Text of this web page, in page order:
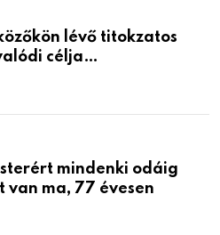
lévő titokzatos
célja…
mindenki odáig
van ma, 77 évesen